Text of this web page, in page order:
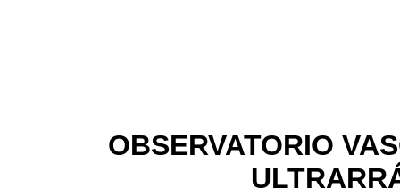
OBSERVATORIO